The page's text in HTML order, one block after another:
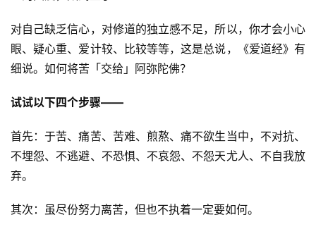
讯
八
僧
对自己缺乏信心，对修道的独立感不足，所以，你才会小心
眼、疑心重、爱计较、比较等等，这是总说，《爱道经》有
细说。如何将苦「交给」阿弥陀佛？
试试以下四个步骤——
首先：于苦、痛苦、苦难、煎熬、痛不欲生当中，不对抗、
不埋怨、不逃避、不恐惧、不哀怨、不怨天尤人、不自我放
弃。
其次：虽尽份努力离苦，但也不执着一定要如何。